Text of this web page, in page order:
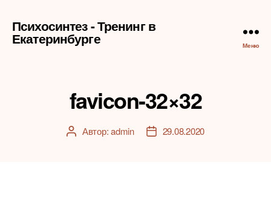
Психосинтез - Тренинг в
Екатеринбурге Меню
favicon-32×32
АвторАвтор:admin
Дата29.08.2020